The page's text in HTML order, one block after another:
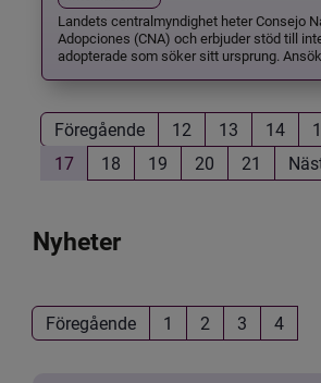
Landets centralmyndighet heter Consejo
Adopciones (CNA) och erbjuder stöd till
adopterade som söker sitt ursprung.
Föregående 12 13 14
17
18 19 20 21
Nyheter
Föregående 1 2 3 4